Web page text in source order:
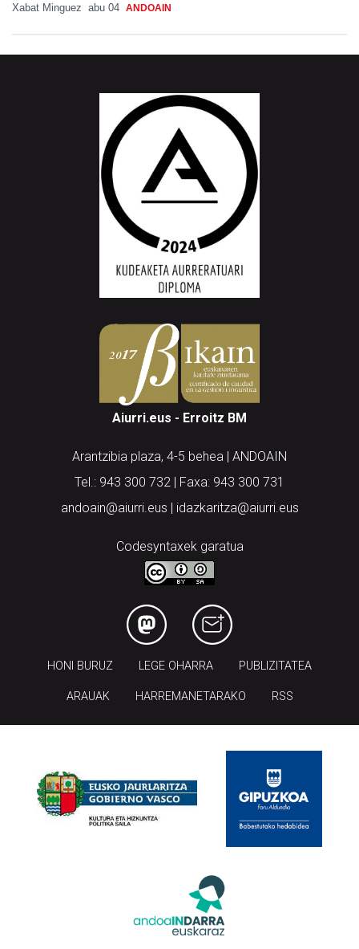
Xabat Minguez abu 04 ANDOAIN
Aiurri.eus - Erroitz BM
Arantzibia plaza, 4-5 behea | ANDOAIN
Tel.: 943 300 732 | Faxa: 943 300 731
andoain@aiurri.eus | idazkaritza@aiurri.eus
Codesyntaxek garatua
HONI BURUZ LEGE OHARRA PUBLIZITATEA
ARAUAK HARREMANETARAKO RSS